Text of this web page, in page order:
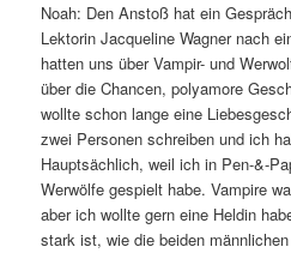
Noah: Den Anstoß hat ein
Lektorin Jacqueline Wagner nach
hatten uns über Vampir- und
über die Chancen, polyamore
wollte schon lange eine
zwei Personen schreiben und ich
Hauptsächlich, weil ich in Pen-&-
Werwölfe gespielt habe. Vampire
aber ich wollte gern eine Heldin
stark ist, wie die beiden